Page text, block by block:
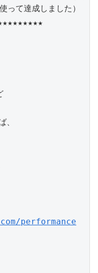
って達成しました）　
performance